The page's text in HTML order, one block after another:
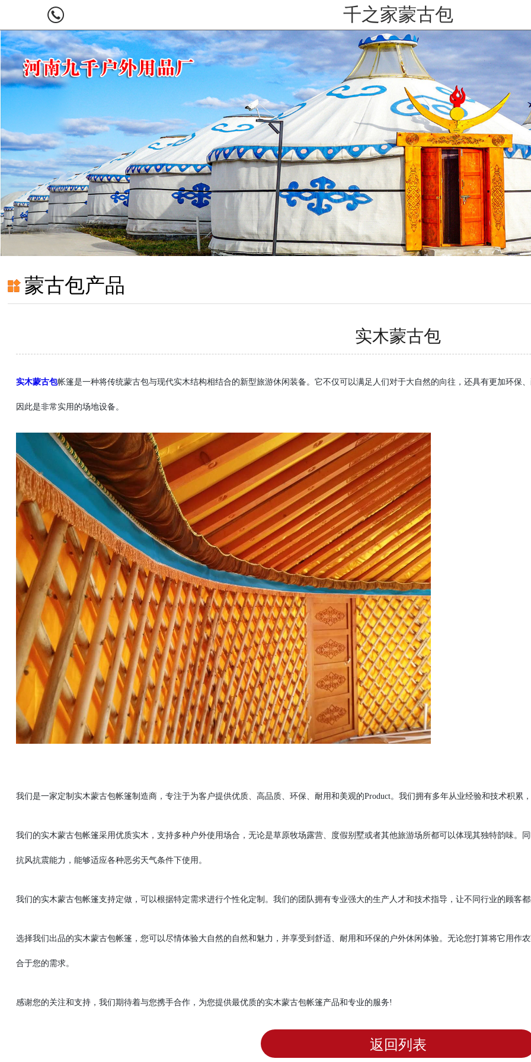
千之家蒙古包
蒙古包产品
实木蒙古包
实木蒙古包帐篷是一种将传统蒙古包与现代实木结构相结合的新型旅游休闲装备。它不仅可以满足人们对于大自然的向往，还具有更加环保
因此是非常实用的场地设备。
我们是一家定制实木蒙古包帐篷制造商，专注于为客户提供优质、高品质、环保、耐用和美观的Product。我们拥有多年从业经验和技术积累
我们的实木蒙古包帐篷采用优质实木，支持多种户外使用场合，无论是草原牧场露营、度假别墅或者其他旅游场所都可以体现其独特韵味。
抗风抗震能力，能够适应各种恶劣天气条件下使用。
我们的实木蒙古包帐篷支持定做，可以根据特定需求进行个性化定制。我们的团队拥有专业强大的生产人才和技术指导，让不同行业的顾客都
选择我们出品的实木蒙古包帐篷，您可以尽情体验大自然的自然和魅力，并享受到舒适、耐用和环保的户外休闲体验。无论您打算将它用作
合于您的需求。
感谢您的关注和支持，我们期待着与您携手合作，为您提供最优质的实木蒙古包帐篷产品和专业的服务!
返回列表